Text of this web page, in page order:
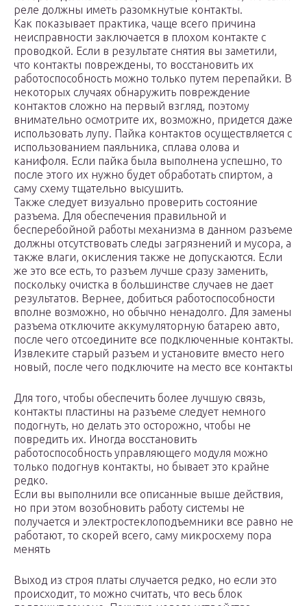
реле должны иметь разомкнутые контакты.
Как показывает практика, чаще всего причина
неисправности заключается в плохом контакте с
проводкой. Если в результате снятия вы заметили,
что контакты повреждены, то восстановить их
работоспособность можно только путем перепайки. В
некоторых случаях обнаружить повреждение
контактов сложно на первый взгляд, поэтому
внимательно осмотрите их, возможно, придется даже
использовать лупу. Пайка контактов осуществляется с
использованием паяльника, сплава олова и
канифоля. Если пайка была выполнена успешно, то
после этого их нужно будет обработать спиртом, а
саму схему тщательно высушить.
Также следует визуально проверить состояние
разъема. Для обеспечения правильной и
бесперебойной работы механизма в данном разъеме
должны отсутствовать следы загрязнений и мусора, а
также влаги, окисления также не допускаются. Если
же это все есть, то разъем лучше сразу заменить,
поскольку очистка в большинстве случаев не дает
результатов. Вернее, добиться работоспособности
вполне возможно, но обычно ненадолго. Для замены
разъема отключите аккумуляторную батарею авто,
после чего отсоедините все подключенные контакты.
Извлеките старый разъем и установите вместо него
новый, после чего подключите на место все контакты
Для того, чтобы обеспечить более лучшую связь,
контакты пластины на разъеме следует немного
подогнуть, но делать это осторожно, чтобы не
повредить их. Иногда восстановить
работоспособность управляющего модуля можно
только подогнув контакты, но бывает это крайне
редко.
Если вы выполнили все описанные выше действия,
но при этом возобновить работу системы не
получается и электростеклоподъемники все равно не
работают, то скорей всего, саму микросхему пора
менять
Выход из строя платы случается редко, но если это
происходит, то можно считать, что весь блок